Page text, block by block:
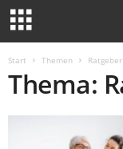
Start Themen Ratgeber
Thema: